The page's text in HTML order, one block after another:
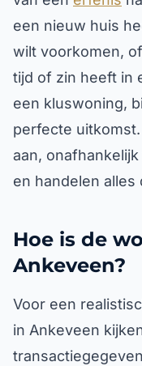
een nieuw huis
wilt voorkomen,
tijd of zin heeft in
een kluswoning,
perfecte
aan,
en handelen
Hoe is de
Ankeveen?
Voor een
in Ankeveen